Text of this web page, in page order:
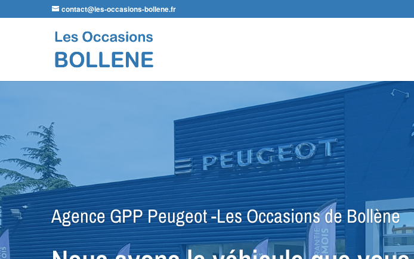
contact@les-occasions-bollene.fr
Agence VSP Occasions -Les Occasions de Bollène